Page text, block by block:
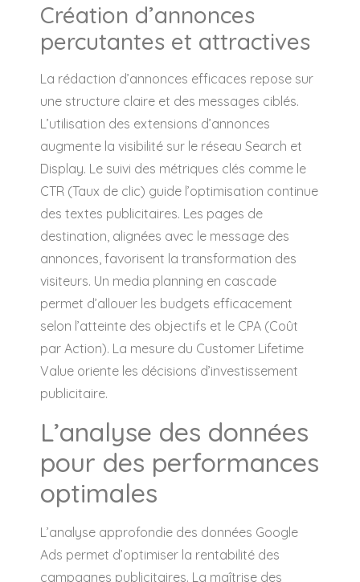
Création d’annonces
percutantes et attractives
La rédaction d’annonces efficaces repose sur
une structure claire et des messages ciblés.
L’utilisation des extensions d’annonces
augmente la visibilité sur le réseau Search et
Display. Le suivi des métriques clés comme le
CTR (Taux de clic) guide l’optimisation continue
des textes publicitaires. Les pages de
destination, alignées avec le message des
annonces, favorisent la transformation des
visiteurs. Un media planning en cascade
permet d’allouer les budgets efficacement
selon l’atteinte des objectifs et le CPA (Coût
par Action). La mesure du Customer Lifetime
Value oriente les décisions d’investissement
publicitaire.
L’analyse des données
pour des performances
optimales
L’analyse approfondie des données Google
Ads permet d’optimiser la rentabilité des
campagnes publicitaires. La maîtrise des